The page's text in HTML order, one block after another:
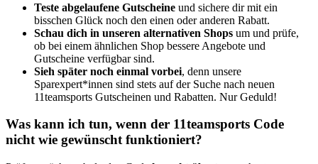
Teste abgelaufene Gutscheine und sichere dir mit ein
bisschen Glück noch den einen oder anderen Rabatt.
Schau dich in unseren alternativen Shops um und prüfe,
ob bei einem ähnlichen Shop bessere Angebote und
Gutscheine verfügbar sind.
Sieh später noch einmal vorbei, denn unsere
Sparexpert*innen sind stets auf der Suche nach neuen
11teamsports Gutscheinen und Rabatten. Nur Geduld!
Was kann ich tun, wenn der 11teamsports Code
nicht wie gewünscht funktioniert?